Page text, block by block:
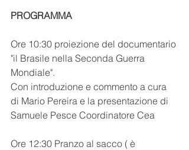
PROGRAMMA
Ore 10:30 proiezione del documentario
"il Brasile nella Seconda Guerra
Mondiale".
Con introduzione e commento a cura
di Mario Pereira e la presentazione di
Samuele Pesce Coordinatore Cea
Ore 12:30 Pranzo al sacco ( è